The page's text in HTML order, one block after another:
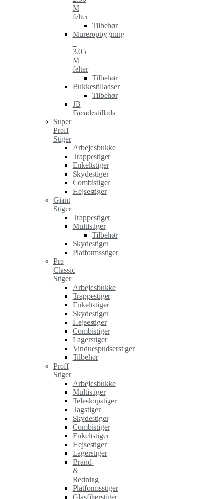
M
felter
Tilbehør
Mureropbygning
–
3.05
M
felter
Tilbehør
Bukkestilladser
Tilbehør
JB
Facadestillads
Super
Proff
Stiger
Arbejdsbukke
Trappestiger
Enkeltstiger
Skydestiger
Combistiger
Hejsestiger
Giant
Stiger
Trappestiger
Multistiger
Tilbehør
Skydestiger
Platformsstiger
Pro
Classic
Stiger
Arbejdsbukke
Trappestiger
Enkeltstiger
Skydestiger
Hejsestiger
Combistiger
Lagerstiger
Vinduespudserstiger
Tilbehør
Proff
Stiger
Arbejdsbukke
Multistiger
Teleskopstiger
Tagstiger
Skydestiger
Combistiger
Enkeltstiger
Hejsestiger
Lagerstiger
Brand-
&
Redning
Platformsstiger
Glasfiberstiger